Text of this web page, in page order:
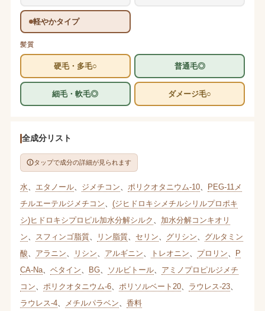
軽やかタイプ
髪質
硬毛・多毛○ 普通毛◎
細毛・軟毛◎ ダメージ毛○
全成分リスト
タップで成分の詳細が見られます
水 エタノール、 ジメチコン ポリクオタニウム-10、 PEG-11メ
チルエーテルジメチコン
(ジヒドロキシメチルシリルプロポキ
シ)ヒドロキシプロピル加水分解シルク
加水分解コンキオリ
ン
スフィンゴ脂質、 リン脂質、 セリン グリシン
グルタミン
酸
アラニン リシン アルギニン トレオニン プロリン
P
CA-Na、 ベタイン BG、 ソルビトール、 アミノプロピルジメチ
コン
ポリクオタニウム-6、 ポリソルベート20、 ラウレス-23、
ラウレス-4、 メチルパラベン 香料